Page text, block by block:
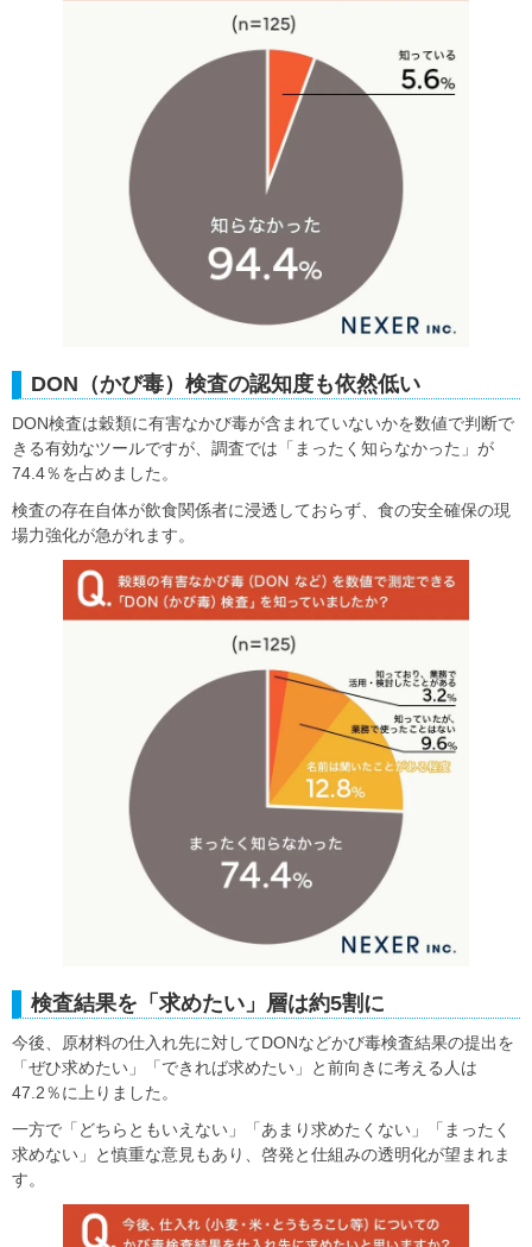
DON（かび毒）検査の認知度も依然低い
DON検査は穀類に有害なかび毒が含まれていないかを数値で判断で
きる有効なツールですが、調査では「まったく知らなかった」が
74.4％を占めました。
検査の存在自体が飲食関係者に浸透しておらず、食の安全確保の現
場力強化が急がれます。
検査結果を「求めたい」層は約5割に
今後、原材料の仕入れ先に対してDONなどかび毒検査結果の提出を
「ぜひ求めたい」「できれば求めたい」と前向きに考える人は
47.2％に上りました。
一方で「どちらともいえない」「あまり求めたくない」「まったく
求めない」と慎重な意見もあり、啓発と仕組みの透明化が望まれま
す。